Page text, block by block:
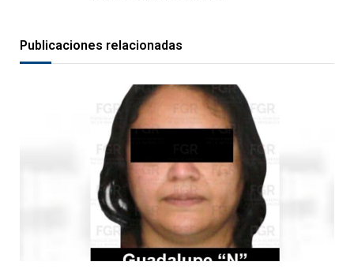
Publicaciones relacionadas